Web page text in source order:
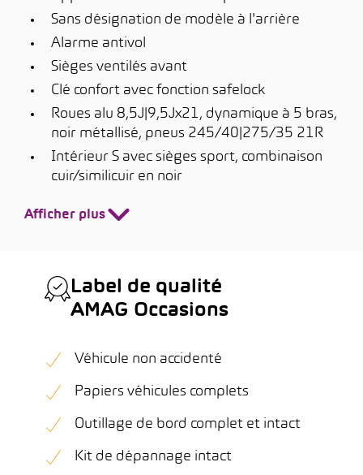
Sans désignation de modèle à l'arrière
Alarme antivol
Sièges ventilés avant
Clé confort avec fonction safelock
Roues alu 8,5J|9,5Jx21, dynamique à 5 bras,
noir métallisé, pneus 245/40|275/35 21R
Intérieur S avec sièges sport, combinaison
cuir/similicuir en noir
Afficher plus
Label de qualité
AMAG Occasions
Véhicule non accidenté
Papiers véhicules complets
Outillage de bord complet et intact
Kit de dépannage intact